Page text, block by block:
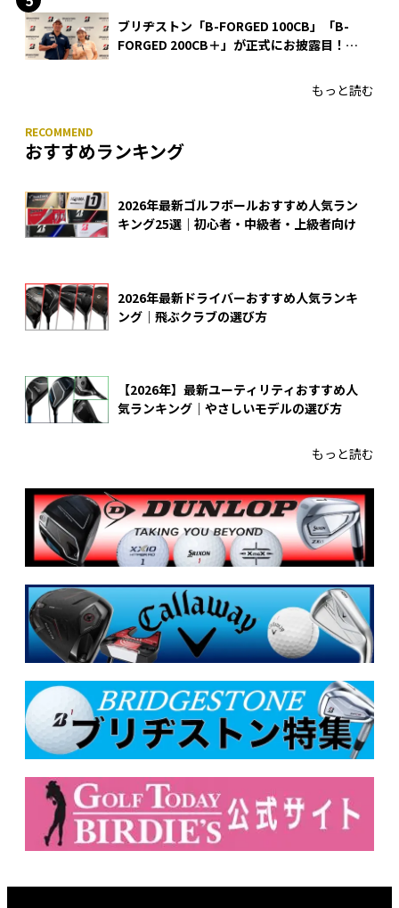
ブリヂストン「B-FORGED 100CB」「B-
FORGED 200CB＋」が正式にお披露目！
もっと読む
おすすめランキング
2026年最新ゴルフボールおすすめ人気ラン
キング25選｜初心者・中級者・上級者向け
2026年最新ドライバーおすすめ人気ランキ
ング｜飛ぶクラブの選び方
【2026年】最新ユーティリティおすすめ人
気ランキング｜やさしいモデルの選び方
もっと読む